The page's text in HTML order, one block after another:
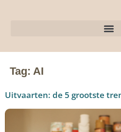
Tag: AI
Uitvaarten: de 5 grootste